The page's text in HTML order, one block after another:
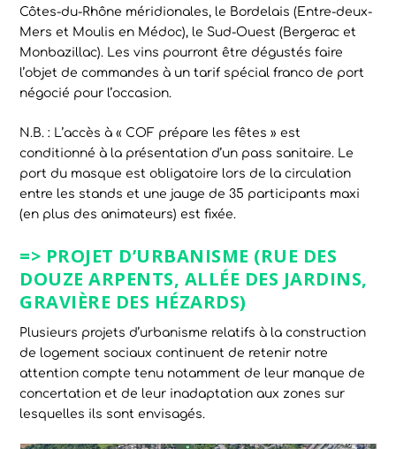
Côtes-du-Rhône méridionales, le Bordelais (Entre-deux-
Mers et Moulis en Médoc), le Sud-Ouest (Bergerac et
Monbazillac). Les vins pourront être dégustés faire
l’objet de commandes à un tarif spécial franco de port
négocié pour l’occasion.
N.B. : L’accès à « COF prépare les fêtes » est
conditionné à la présentation d’un pass sanitaire. Le
port du masque est obligatoire lors de la circulation
entre les stands et une jauge de 35 participants maxi
(en plus des animateurs) est fixée.
=> PROJET D’URBANISME (RUE DES
DOUZE ARPENTS, ALLÉE DES JARDINS,
GRAVIÈRE DES HÉZARDS)
Plusieurs projets d’urbanisme relatifs à la construction
de logement sociaux continuent de retenir notre
attention compte tenu notamment de leur manque de
concertation et de leur inadaptation aux zones sur
lesquelles ils sont envisagés.